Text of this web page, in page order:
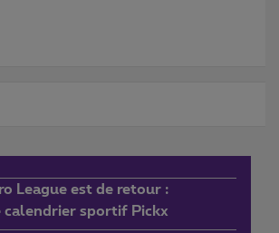
League est de retour :
calendrier sportif Pickx